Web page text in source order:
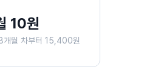
10원
개월 차부터 15,400원